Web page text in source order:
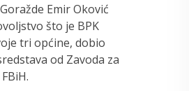
Emir Oković
što je BPK
tri općine, dobio
od Zavoda za